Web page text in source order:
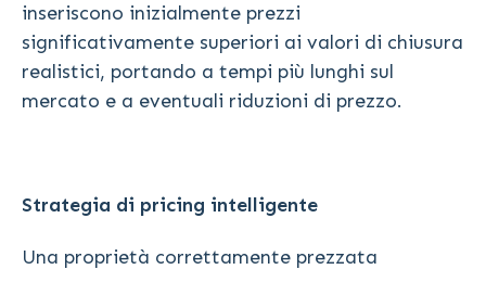
inseriscono inizialmente prezzi
significativamente superiori ai valori di chiusura
realistici, portando a tempi più lunghi sul
mercato e a eventuali riduzioni di prezzo.
Strategia di pricing intelligente
Una proprietà correttamente prezzata